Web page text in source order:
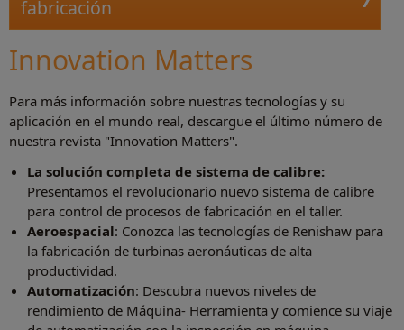
fabricación
Innovation Matters
Para más información sobre nuestras tecnologías y su
aplicación en el mundo real, descargue el último número de
nuestra revista "Innovation Matters".
La solución completa de sistema de calibre:
Presentamos el revolucionario nuevo sistema de calibre
para control de procesos de fabricación en el taller.
Aeroespacial: Conozca las tecnologías de Renishaw para
la fabricación de turbinas aeronáuticas de alta
productividad.
Automatización: Descubra nuevos niveles de
rendimiento de Máquina- Herramienta y comience su viaje